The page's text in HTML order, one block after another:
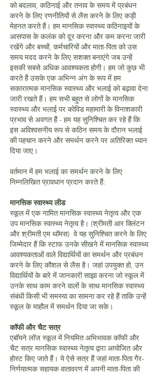
को बदलाव, कठिनाई और तनाव के समय में प्रबंधन
करने के लिए रणनीतियों से लैस करने के लिए कड़ी
मेहनत करते हैं। हम मानसिक स्वास्थ्य कठिनाइयों के
आसपास के कलंक को दूर करना और कम करना जारी
रखेंगे और बच्चों, कर्मचारियों और माता-पिता को उस
समय मदद करने के लिए सशक्त बनाएंगे जब उन्हें
इसकी सबसे अधिक आवश्यकता होगी। हम जो कुछ भी
करते हैं उसके एक अभिन्न अंग के रूप में हम
सकारात्मक मानसिक स्वास्थ्य और भलाई को बढ़ावा देना
जारी रखते हैं। हम सभी बहुत से लोगों के मानसिक
स्वास्थ्य और भलाई पर कोविड महामारी के विनाशकारी
प्रभाव से अवगत हैं - हम यह सुनिश्चित कर रहे हैं कि
इस अविश्वसनीय रूप से कठिन समय के दौरान भलाई
की पहचान करने और समर्थन करने पर अतिरिक्त ध्यान
दिया जाए।
वर्तमान में हम भलाई का समर्थन करने के लिए
निम्नलिखित प्रावधान प्रदान करते हैं:
मानसिक स्वास्थ्य लीड
स्कूल में एक नामित मानसिक स्वास्थ्य नेतृत्व और एक
उप मानसिक स्वास्थ्य नेतृत्व है। (श्रीमती आर क्लिंटन
और श्रीमती एम थॉमस) वे यह सुनिश्चित करने के लिए
जिम्मेदार हैं कि स्टाफ उनके सीखने में मानसिक स्वास्थ्य
आवश्यकताओं वाले विद्यार्थियों का समर्थन और प्रबंधन
करने के लिए कौशल से लैस है। जहां उपयुक्त हो, उन
विद्यार्थियों के बारे में जानकारी साझा करना जो स्कूल में
उनके साथ काम करने वालों के साथ मानसिक स्वास्थ्य
संबंधी किसी भी समस्या का सामना कर रहे हैं ताकि उन्हें
स्कूल के माहौल में समर्थन दिया जा सके।
कॉफी और चैट सत्र
एबॉयने लॉज स्कूल में नियमित अभिभावक कॉफी और
चैट सत्र मानसिक स्वास्थ्य नेतृत्व द्वारा आयोजित और
होस्ट किए जाते हैं। ये ऐसे सत्र हैं जहां माता-पिता गैर-
निर्णयात्मक सहायक वातावरण में अपनी माता-पिता की